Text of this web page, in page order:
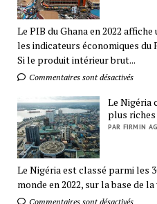
Le PIB du Ghana en 2022
les indicateurs économiques
Si le produit intérieur brut...
Commentaires sont désactivés
Le Nigéria
plus riches
PAR FIRMIN
Le Nigéria est classé parmi les
monde en 2022, sur la base de
Commentaires sont désactivés